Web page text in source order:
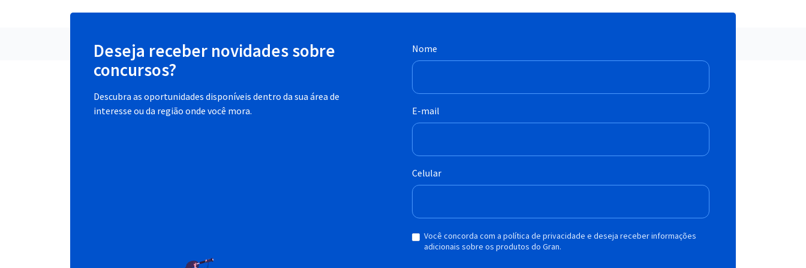
Deseja receber novidades sobre
concursos?
Descubra as oportunidades disponíveis dentro da sua área de
interesse ou da região onde você mora.
Nome
E-mail
Celular
Você concorda com a política de privacidade e deseja receber informações
adicionais sobre os produtos do Gran.